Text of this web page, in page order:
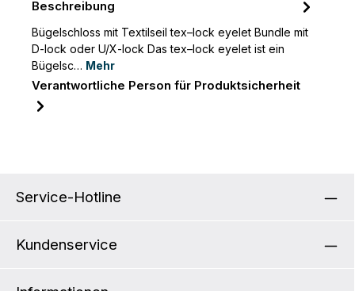
Beschreibung
Bügelschloss mit Textilseil tex–lock eyelet Bundle mit
D-lock oder U/X-lock Das tex–lock eyelet ist ein
Bügelsc… Mehr
Verantwortliche Person für Produktsicherheit
Service-Hotline
Kundenservice